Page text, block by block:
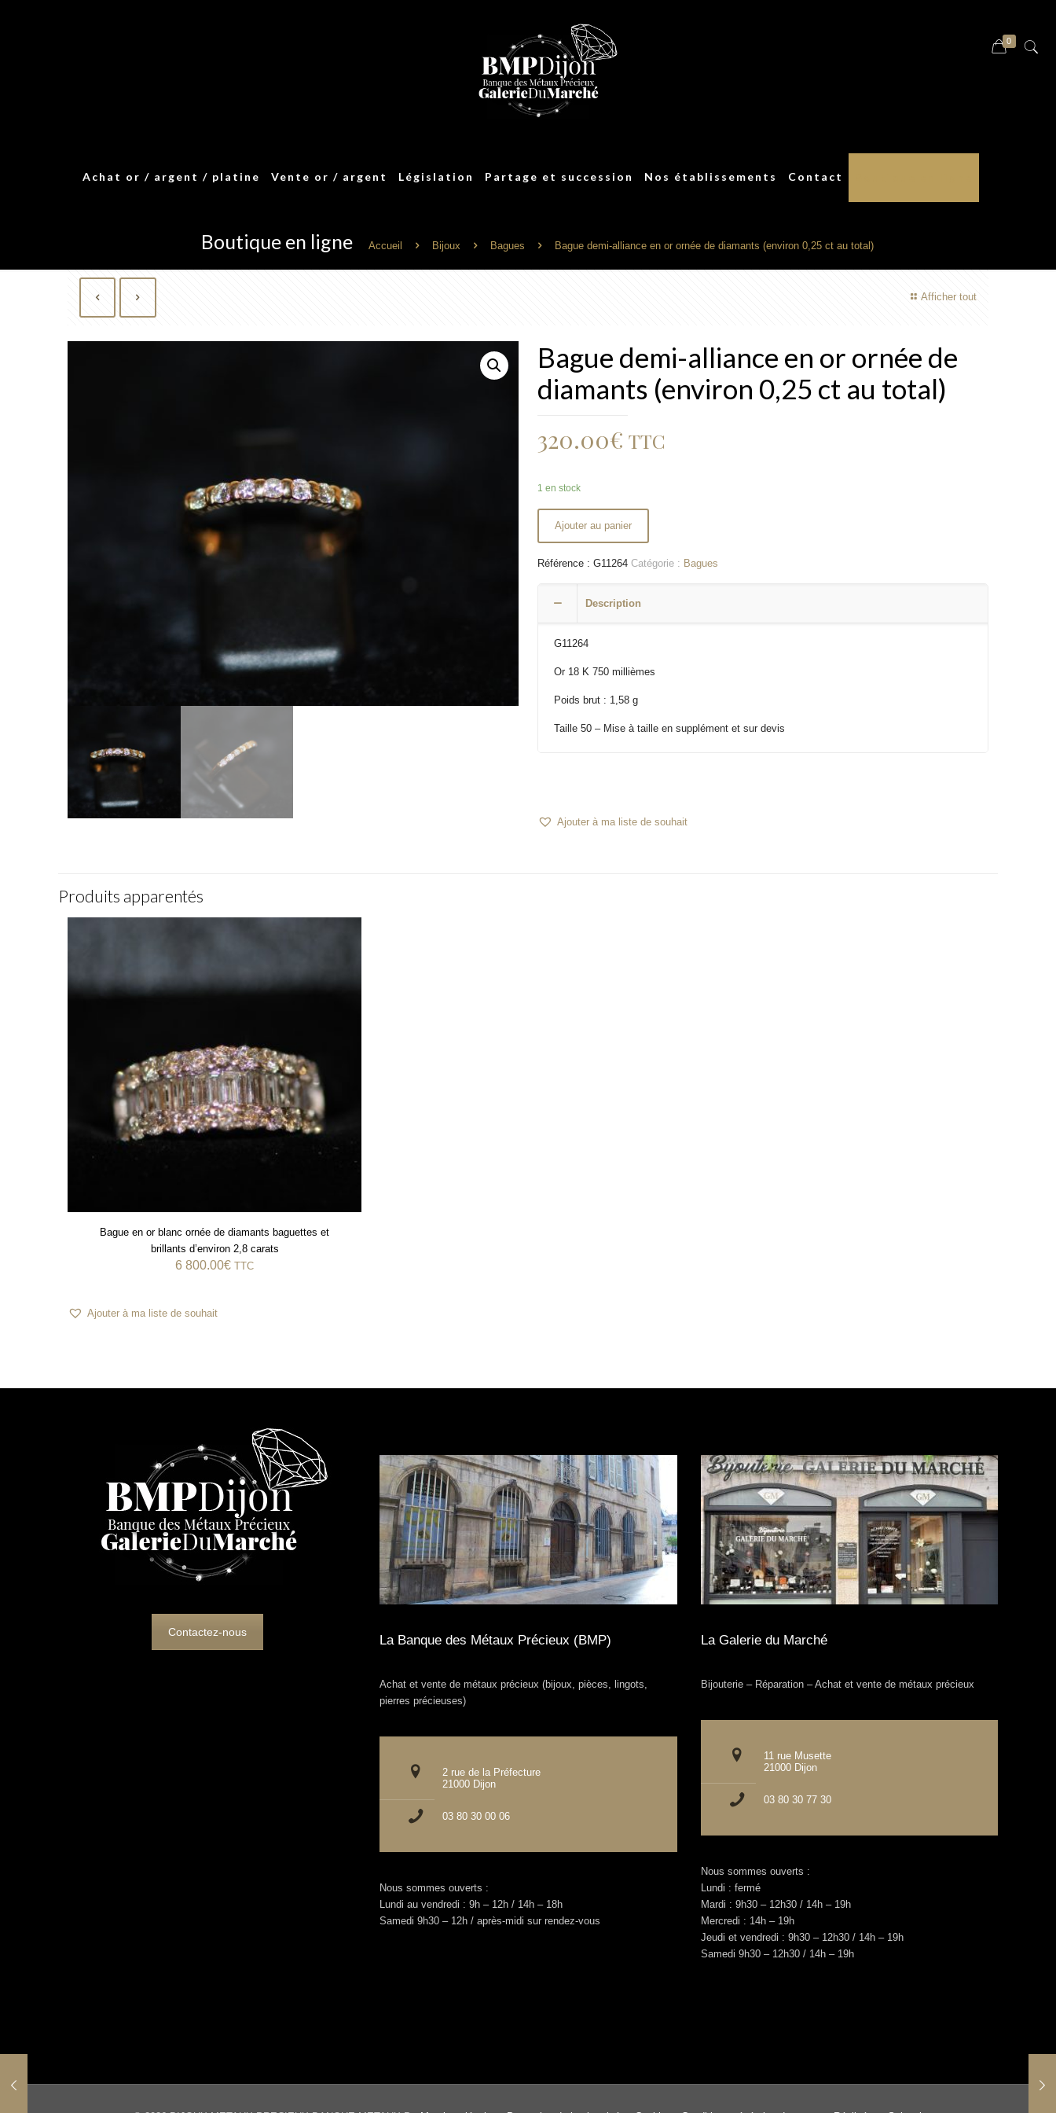
Achat or / argent / platine Vente or / argent Législation Partage et succession Nos établissements Contact
0
Boutique en ligne Accueil Bijoux Bagues Bague demi-alliance en or ornée de diamants (environ 0,25 ct au total)
Afficher tout
Bague demi-alliance en or ornée de
diamants (environ 0,25 ct au total)
320.00€ TTC
1 en stock
Ajouter au panier
Ajouter à ma liste de souhait
Référence : G11264 Catégorie : Bagues
Description
G11264
Or 18 K 750 millièmes
Poids brut : 1,58 g
Taille 50 – Mise à taille en supplément et sur devis
Produits apparentés
Bague en or blanc ornée de diamants baguettes et
brillants d’environ 2,8 carats
6 800.00€ TTC
Ajouter à ma liste de souhait
Contactez-nous
La Banque des Métaux Précieux (BMP)
Achat et vente de métaux précieux (bijoux, pièces, lingots,
pierres précieuses)
2 rue de la Préfecture
21000 Dijon
03 80 30 00 06
Nous sommes ouverts :
Lundi au vendredi : 9h – 12h / 14h – 18h
Samedi 9h30 – 12h / après-midi sur rendez-vous
La Galerie du Marché
Bijouterie – Réparation – Achat et vente de métaux précieux
11 rue Musette
21000 Dijon
03 80 30 77 30
Nous sommes ouverts :
Lundi : fermé
Mardi : 9h30 – 12h30 / 14h – 19h
Mercredi : 14h – 19h
Jeudi et vendredi : 9h30 – 12h30 / 14h – 19h
Samedi 9h30 – 12h30 / 14h – 19h